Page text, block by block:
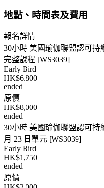
地點、時間表及費用
報名詳情
30小時 美國瑜伽聯盟認可持
完整課程 [WS3039]
Early Bird
HK$6,800
ended
原價
HK$8,000
ended
30小時 美國瑜伽聯盟認可持
月 23 日單元 [WS3039]
Early Bird
HK$1,750
ended
原價